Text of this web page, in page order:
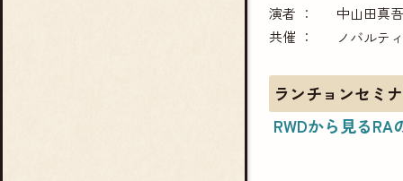
演者
中山田真吾
共催
ノバルテ
ランチョンセミ
RWDから見る